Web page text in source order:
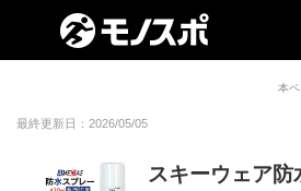
本
最終更新日：2026/05/05
スキーウェア